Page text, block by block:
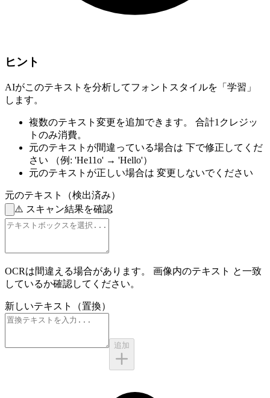
ヒント
AIがこのテキストを分析してフォントスタイルを「学習」
します。
複数のテキスト変更を追加できます。
合計1クレジッ
トのみ消費。
元のテキストが間違っている場合は 下で修正してくだ
さい
（例: 'He11o' → 'Hello'）
元のテキストが正しい場合は 変更しないでください
元のテキスト（検出済み）
⚠️ スキャン結果を確認
OCRは間違える場合があります。 画像内のテキスト と一致
しているか確認してください。
新しいテキスト（置換）
追加